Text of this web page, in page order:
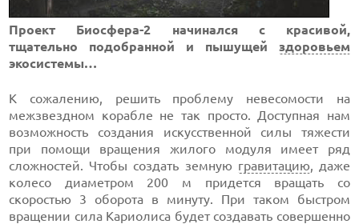
Проект Биосфера-2 начинался с красивой,
тщательно подобранной и пышущей здоровьем
экосистемы…
К сожалению, решить проблему невесомости на
межзвездном корабле не так просто. Доступная нам
возможность создания искусственной силы тяжести
при помощи вращения жилого модуля имеет ряд
сложностей. Чтобы создать земную гравитацию, даже
колесо диаметром 200 м придется вращать со
скоростью 3 оборота в минуту. При таком быстром
вращении сила Кариолиса будет создавать совершенно